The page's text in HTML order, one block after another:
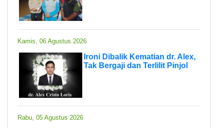
Kamis, 06 Agustus 2026
Ironi Dibalik Kematian dr. Alex,
Tak Bergaji dan Terlilit Pinjol
Rabu, 05 Agustus 2026